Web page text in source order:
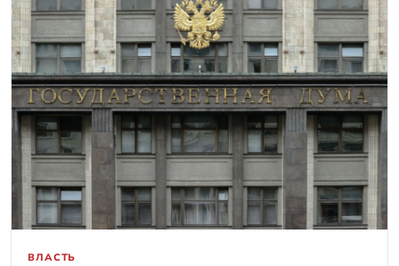
ВЛАСТЬ